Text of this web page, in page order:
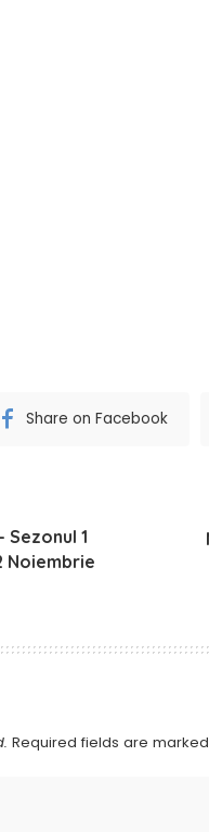
Share on Facebook
Sezonul 1
Noiembrie
Required fields are marked